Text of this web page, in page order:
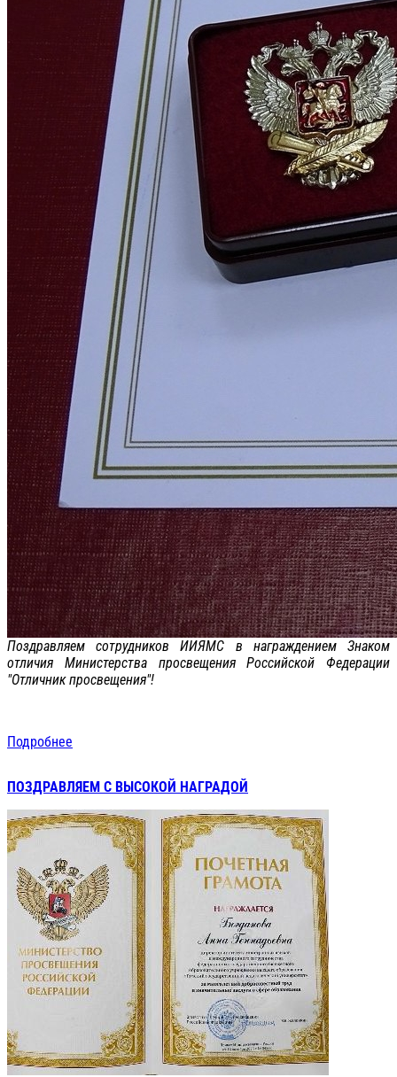
Поздравляем сотрудников ИИЯМС в награждением Знаком
отличия Министерства просвещения Российской Федерации
"Отличник просвещения"!
Подробнее
ПОЗДРАВЛЯЕМ С ВЫСОКОЙ НАГРАДОЙ